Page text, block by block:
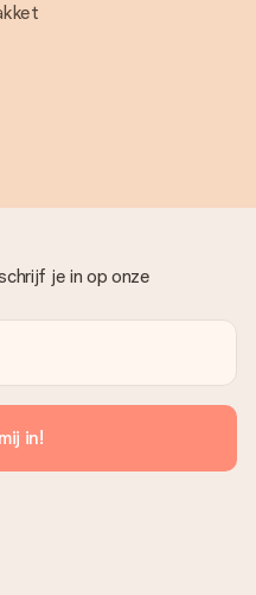
je in op onze
in!